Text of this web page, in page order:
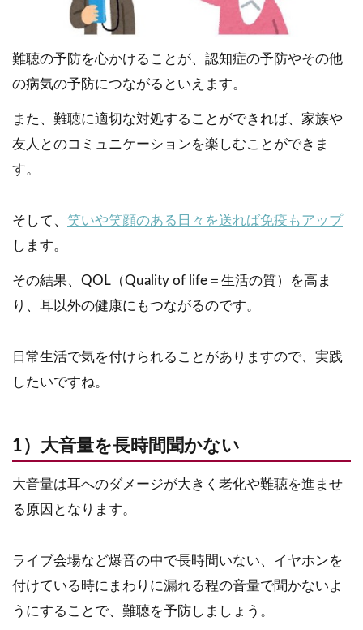
難聴の予防を心かけることが、認知症の予防やその他
の病気の予防につながるといえます。
また、難聴に適切な対処することができれば、家族や
友人とのコミュニケーションを楽しむことができま
す。
そして、 笑いや笑顔のある日々を送れば免疫もアップ
します。
その結果、QOL（Quality of life＝生活の質）を高ま
り、耳以外の健康にもつながるのです。
日常生活で気を付けられることがありますので、実践
したいですね。
1）大音量を長時間聞かない
大音量は耳へのダメージが大きく老化や難聴を進ませ
る原因となります。
ライブ会場など爆音の中で長時間いない、イヤホンを
付けている時にまわりに漏れる程の音量で聞かないよ
うにすることで、難聴を予防しましょう。